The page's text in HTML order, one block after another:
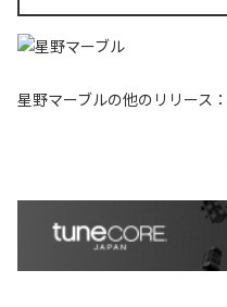
星野マーブルの他のリリース：